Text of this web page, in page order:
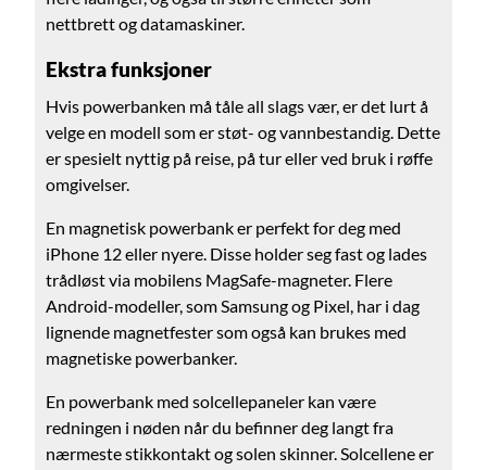
nettbrett og datamaskiner.
Ekstra funksjoner
Hvis powerbanken må tåle all slags vær, er det lurt å
velge en modell som er støt- og vannbestandig. Dette
er spesielt nyttig på reise, på tur eller ved bruk i røffe
omgivelser.
En magnetisk powerbank er perfekt for deg med
iPhone 12 eller nyere. Disse holder seg fast og lades
trådløst via mobilens MagSafe-magneter. Flere
Android-modeller, som Samsung og Pixel, har i dag
lignende magnetfester som også kan brukes med
magnetiske powerbanker.
En powerbank med solcellepaneler kan være
redningen i nøden når du befinner deg langt fra
nærmeste stikkontakt og solen skinner. Solcellene er